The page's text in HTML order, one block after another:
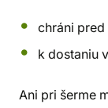
chráni
k dostaniu
Ani pri šerme